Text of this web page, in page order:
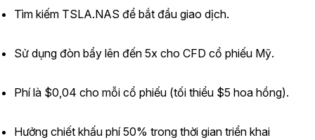
Tìm kiếm TSLA.NAS để bắt đầu giao dịch.
Sử dụng đòn bẩy lên đến 5x cho CFD cổ phiếu Mỹ.
Phí là $0,04 cho mỗi cổ phiếu (tối thiểu $5 hoa hồng).
Hưởng chiết khấu phí 50% trong thời gian triển khai